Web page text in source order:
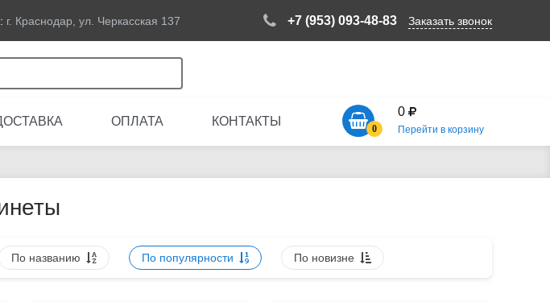
г. Краснодар, ул. Черкасская 137 +7 (953) 093-48-83 Заказать звонок
ОПЛАТА КОНТАКТЫ
0
0
Перейти в корзину
По названию По популярности По новизне